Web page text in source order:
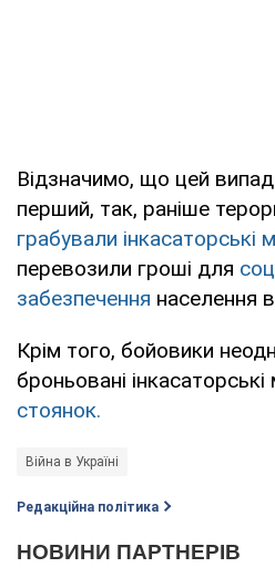
Відзначимо, що цей
перший, так, раніше
грабували інкасаторські
перевозили гроші для
забезпечення населення
Крім того, бойовики
броньовані
стоянок.
Війна в Україні
Редакційна політика